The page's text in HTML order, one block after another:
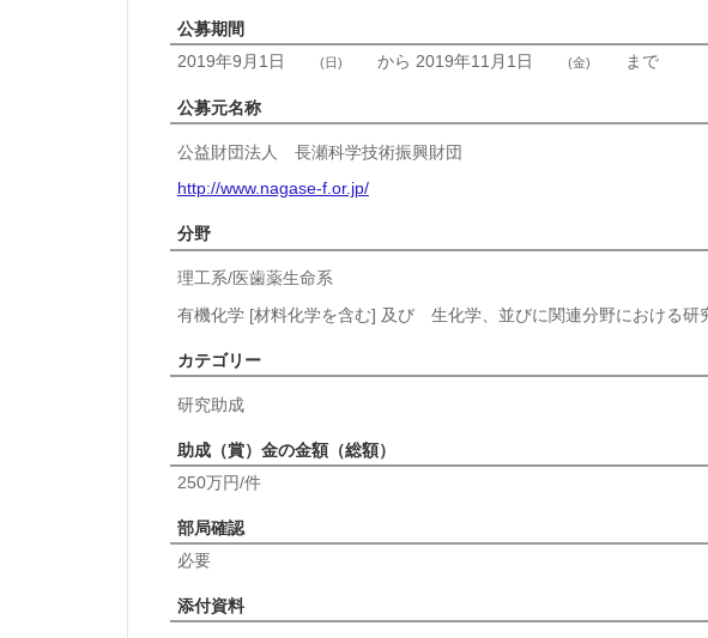
公募期間
2019年9月1日
(日) から 2019年11月1日 (金) まで
公募元名称
公益財団法人 長瀬科学技術振興財団
http://www.nagase-f.or.jp/
分野
理工系/医歯薬生命系
有機化学 [材料化学を含む] 及び 生化学、並びに関連分野における研
カテゴリー
研究助成
助成（賞）金の金額（総額）
250万円/件
部局確認
必要
添付資料